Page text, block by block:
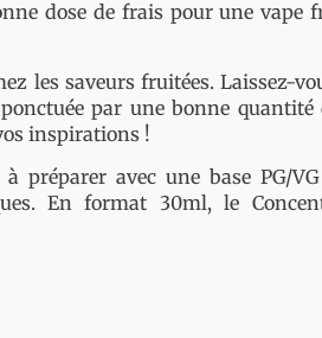
dose de frais pour une vape
les saveurs fruitées. Laissez-
par une bonne quantité
inspirations !
à préparer avec une base PG/
En format 30ml, le